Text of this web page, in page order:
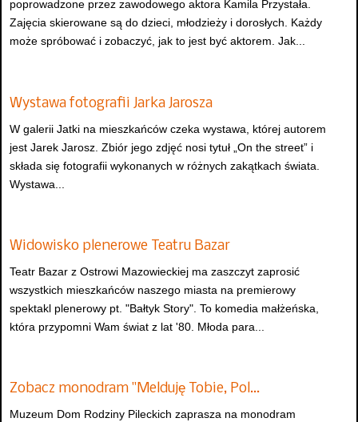
poprowadzone przez zawodowego aktora Kamila Przystała.
Zajęcia skierowane są do dzieci, młodzieży i dorosłych. Każdy
może spróbować i zobaczyć, jak to jest być aktorem. Jak...
Wystawa fotografii Jarka Jarosza
W galerii Jatki na mieszkańców czeka wystawa, której autorem
jest Jarek Jarosz. Zbiór jego zdjęć nosi tytuł „On the street” i
składa się fotografii wykonanych w różnych zakątkach świata.
Wystawa...
Widowisko plenerowe Teatru Bazar
Teatr Bazar z Ostrowi Mazowieckiej ma zaszczyt zaprosić
wszystkich mieszkańców naszego miasta na premierowy
spektakl plenerowy pt. "Bałtyk Story". To komedia małżeńska,
która przypomni Wam świat z lat '80. Młoda para...
Zobacz monodram "Melduję Tobie, Pol…
Muzeum Dom Rodziny Pileckich zaprasza na monodram